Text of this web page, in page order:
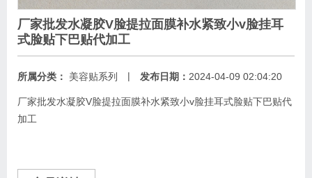
厂家批发水凝胶V脸提拉面膜补水紧致小v脸挂耳
式脸贴下巴贴代加工
所属分类： 美容贴系列 | 发布日期： 2024-04-09 02:04:20
厂家批发水凝胶V脸提拉面膜补水紧致小v脸挂耳式脸贴下巴贴代
加工